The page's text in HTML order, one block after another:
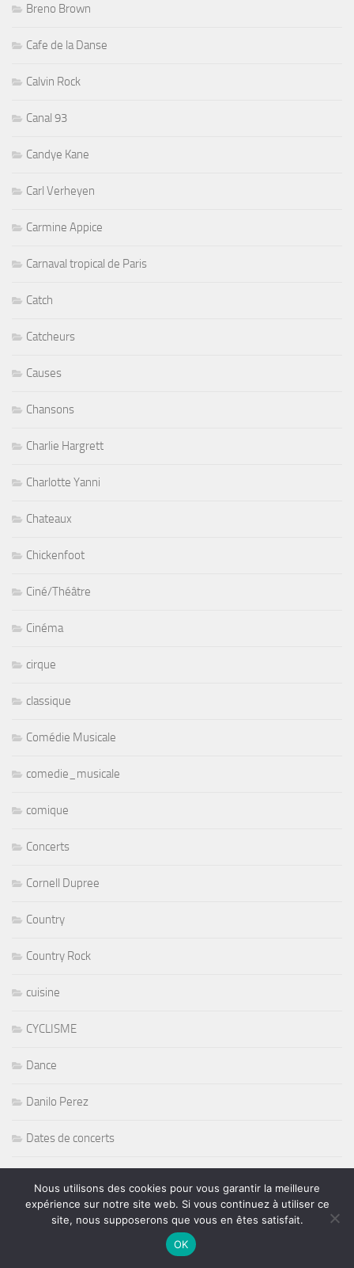
Breno Brown
Cafe de la Danse
Calvin Rock
Canal 93
Candye Kane
Carl Verheyen
Carmine Appice
Carnaval tropical de Paris
Catch
Catcheurs
Causes
Chansons
Charlie Hargrett
Charlotte Yanni
Chateaux
Chickenfoot
Ciné/Théâtre
Cinéma
cirque
classique
Comédie Musicale
comedie_musicale
comique
Concerts
Cornell Dupree
Country
Country Rock
cuisine
CYCLISME
Dance
Danilo Perez
Dates de concerts
Denise Richards
Nous utilisons des cookies pour vous garantir la meilleure
expérience sur notre site web. Si vous continuez à utiliser ce
site, nous supposerons que vous en êtes satisfait.
OK